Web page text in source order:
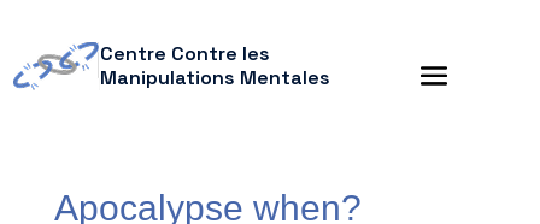
Centre Contre les
Manipulations Mentales
Apocalypse when?